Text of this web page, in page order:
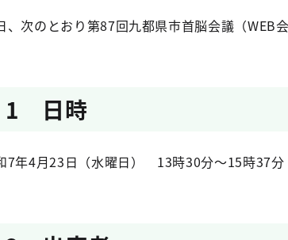
、次のとおり第87回九都県市首脳会議（WEB
1 日時
7年4月23日（水曜日） 13時30分～15時37分